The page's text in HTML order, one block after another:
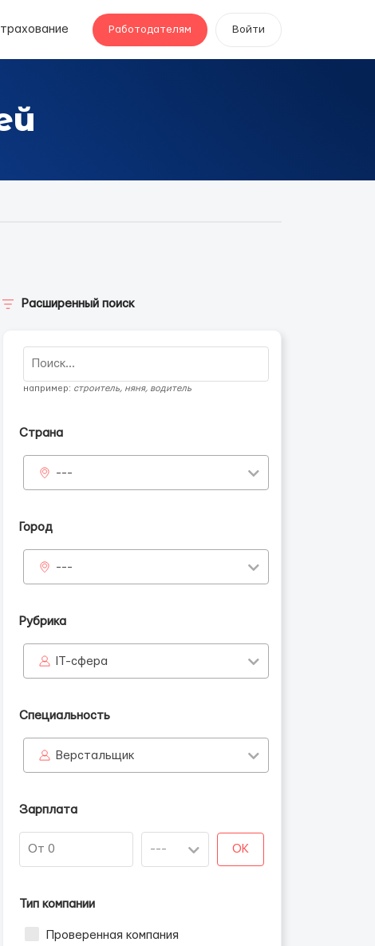
Работодателям Войти
Расширенный поиск
например: строитель, няня, водитель
Страна
---
Город
---
Рубрика
IT-сфера
Специальность
Верстальщик
Зарплата
OK
Тип компании
Проверенная компания